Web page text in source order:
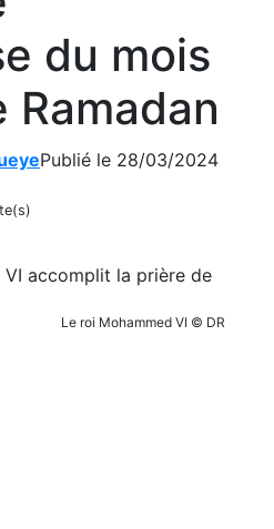
du mois
Ramadan
Publié le 28/03/2024
Le roi Mohammed VI © DR